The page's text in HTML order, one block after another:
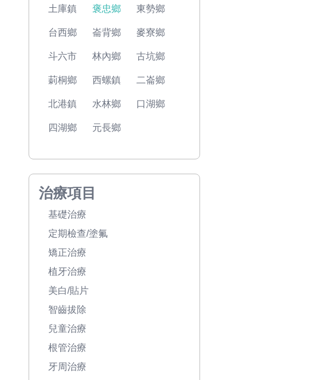
土庫鎮 褒忠鄉 東勢鄉
台西鄉 崙背鄉 麥寮鄉
斗六市 林內鄉 古坑鄉
莿桐鄉 西螺鎮 二崙鄉
北港鎮 水林鄉 口湖鄉
四湖鄉 元長鄉
治療項目
基礎治療
定期檢查/塗氟
矯正治療
植牙治療
美白/貼片
智齒拔除
兒童治療
根管治療
牙周治療